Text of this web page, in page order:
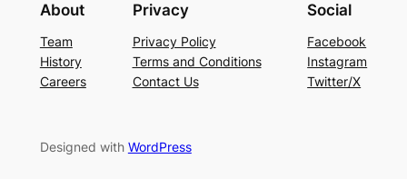
About
Team
History
Careers
Privacy
Privacy Policy
Terms and Conditions
Contact Us
Social
Facebook
Instagram
Twitter/X
Designed with WordPress